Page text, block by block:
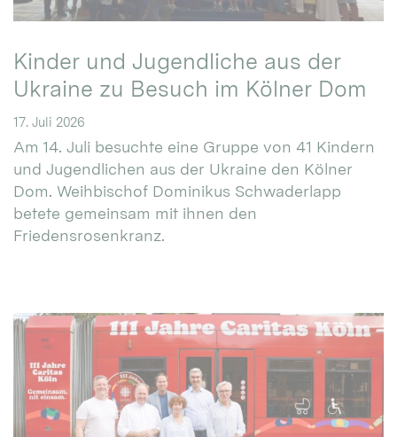
Kinder und Jugendliche aus der
Ukraine zu Besuch im Kölner Dom
17. Juli 2026
Am 14. Juli besuchte eine Gruppe von 41 Kindern
und Jugendlichen aus der Ukraine den Kölner
Dom. Weihbischof Dominikus Schwaderlapp
betete gemeinsam mit ihnen den
Friedensrosenkranz.